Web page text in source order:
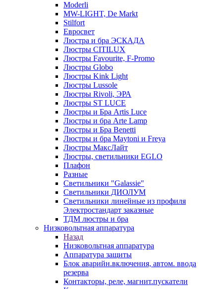
Moderli
MW-LIGHT, De Markt
Stilfort
Евросвет
Люстра и бра ЭСКАДА
Люстры CITILUX
Люстры Favourite, F-Promo
Люстры Globo
Люстры Kink Light
Люстры Lussole
Люстры Rivoli, ЭРА
Люстры ST LUCE
Люстры и Бра Artis Luce
Люстры и бра Arte Lamp
Люстры и Бра Benetti
Люстры и бра Maytoni и Freya
Люстры МаксЛайт
Люстры, светильники EGLO
Плафон
Разные
Светильники "Galassie"
Светильники ДИОЛУМ
Светильники линейные из профиля
Электростандарт заказные
ТДМ люстры и бра
Низковольтная аппаратура
Назад
Низковольтная аппаратура
Аппаратура защиты
Блок аварийн.включения, автом. ввода
резерва
Контакторы, реле, магнит.пускатели